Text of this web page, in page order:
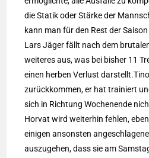
die Statik oder Stärke der
kann man für den Rest der
Lars Jäger fällt nach dem
weiteres aus, was bei bisher 11
einen herben Verlust
zurückkommen, er hat trainiert
sich in Richtung Wochenende
Horvat wird weiterhin fehlen,
einigen ansonsten
auszugehen, dass sie am